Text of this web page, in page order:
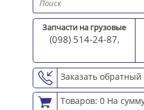
Запчасти на грузовые
(098) 514-24-87,
Заказать обратный
Товаров: 0 На